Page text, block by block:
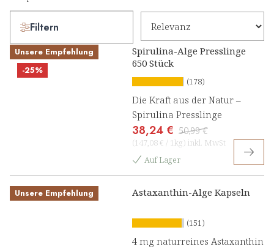
Filtern
Unsere Empfehlung
-25%
Spirulina-Alge Presslinge
650 Stück
(178)
Die Kraft aus der Natur –
Spirulina Presslinge
38,24 € 50,99 €
(147,08 € / 1kg) inkl. MwSt
Auf Lager
Unsere Empfehlung Astaxanthin-Alge Kapseln
(151)
4 mg naturreines Astaxanthin